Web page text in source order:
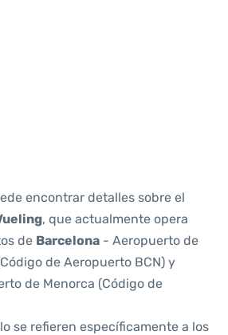
encontrar detalles sobre el
, que actualmente opera
de Barcelona - Aeropuerto de
de Aeropuerto BCN) y
de Menorca (Código de
se refieren específicamente a los